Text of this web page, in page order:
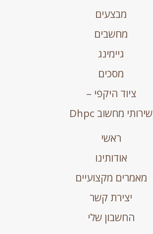
מבצעים
מחשבים
גיימינג
מסכים
ציוד היקפי –
שירותי מחשוב Dhpc
ראשי
אודותינו
מאמרים מקצועיים
יצירת קשר
החשבון שלי